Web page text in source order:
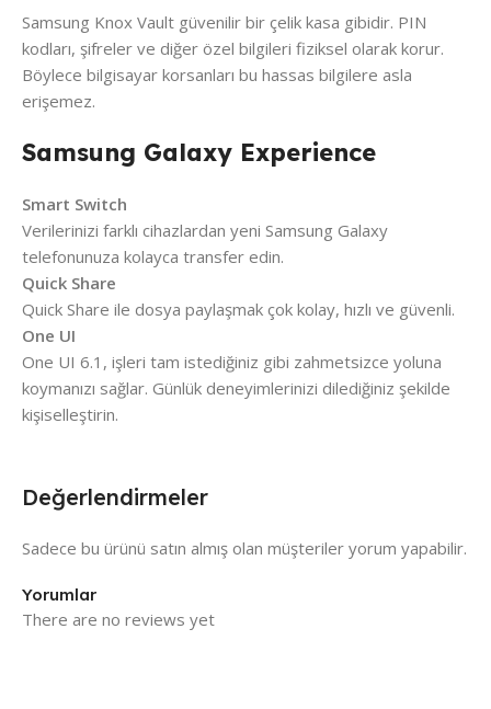
Samsung Knox Vault güvenilir bir çelik kasa gibidir. PIN
kodları, şifreler ve diğer özel bilgileri fiziksel olarak korur.
Böylece bilgisayar korsanları bu hassas bilgilere asla
erişemez.
Samsung Galaxy Experience
Smart Switch
Verilerinizi farklı cihazlardan yeni Samsung Galaxy
telefonunuza kolayca transfer edin.
Quick Share
Quick Share ile dosya paylaşmak çok kolay, hızlı ve güvenli.
One UI
One UI 6.1, işleri tam istediğiniz gibi zahmetsizce yoluna
koymanızı sağlar. Günlük deneyimlerinizi dilediğiniz şekilde
kişiselleştirin.
Değerlendirmeler
Yorumlar
There are no reviews yet
Sadece bu ürünü satın almış olan müşteriler yorum yapabilir.